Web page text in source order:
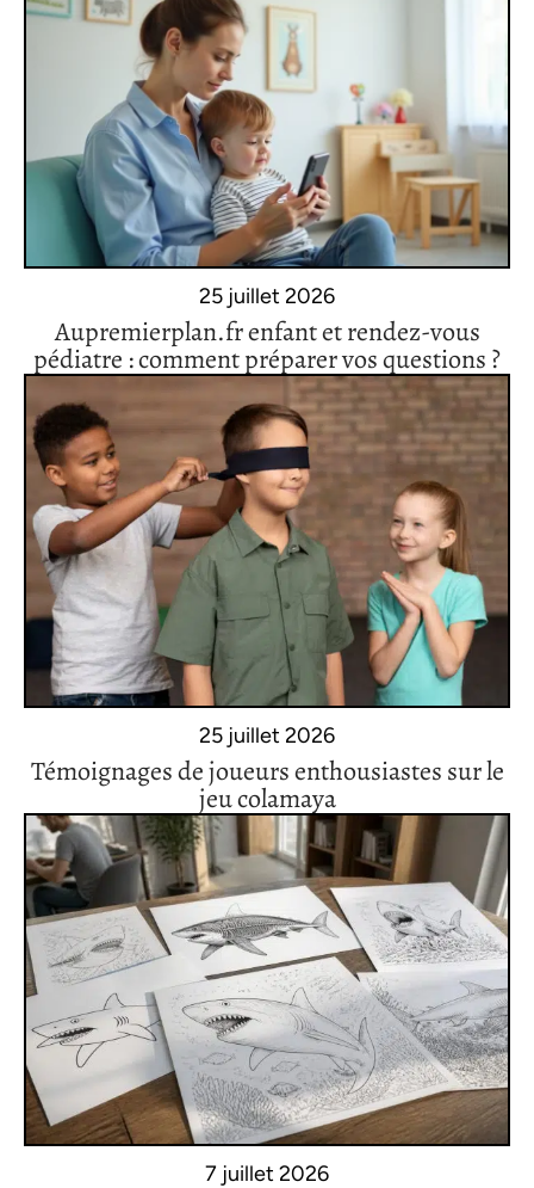
25 juillet 2026
Aupremierplan.fr enfant et rendez-vous
pédiatre : comment préparer vos questions ?
25 juillet 2026
Témoignages de joueurs enthousiastes sur le
jeu colamaya
7 juillet 2026